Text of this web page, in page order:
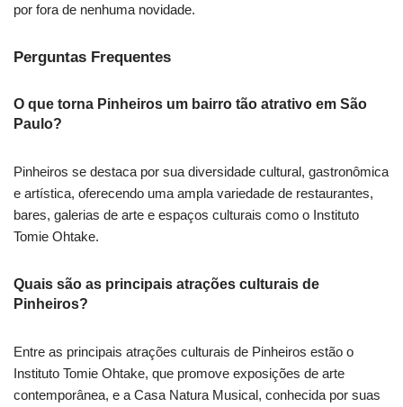
por fora de nenhuma novidade.
Perguntas Frequentes
O que torna Pinheiros um bairro tão atrativo em São
Paulo?
Pinheiros se destaca por sua diversidade cultural, gastronômica
e artística, oferecendo uma ampla variedade de restaurantes,
bares, galerias de arte e espaços culturais como o Instituto
Tomie Ohtake.
Quais são as principais atrações culturais de
Pinheiros?
Entre as principais atrações culturais de Pinheiros estão o
Instituto Tomie Ohtake, que promove exposições de arte
contemporânea, e a Casa Natura Musical, conhecida por suas